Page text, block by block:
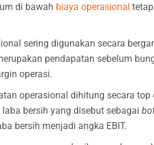
di bawah biaya operasional
sering digunakan secara
pendapatan sebelum
operasi.
operasional dihitung secara
bersih yang disebut sebagai
bersih menjadi angka EBIT.